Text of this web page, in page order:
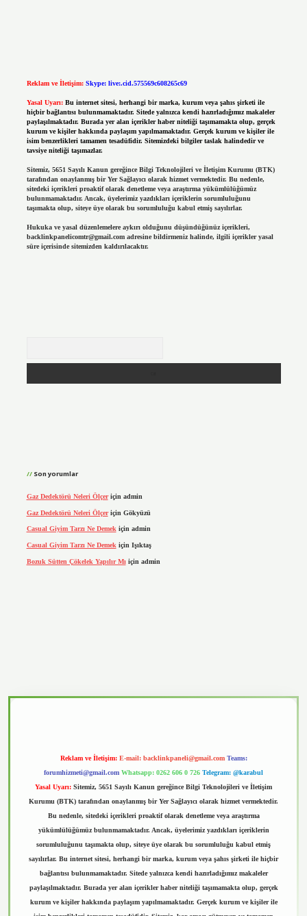
Reklam ve İletişim: Skype: live:.cid.575569c608265c69
Yasal Uyarı: Bu internet sitesi, herhangi bir marka, kurum veya şahıs şirketi ile
hiçbir bağlantısı bulunmamaktadır. Sitede yalnızca kendi hazırladığımız makaleler
paylaşılmaktadır. Burada yer alan içerikler haber niteliği taşımamakta olup, gerçek
kurum ve kişiler hakkında paylaşım yapılmamaktadır. Gerçek kurum ve kişiler ile
isim benzerlikleri tamamen tesadüfidir. Sitemizdeki bilgiler taslak halindedir ve
tavsiye niteliği taşımazlar.
Sitemiz, 5651 Sayılı Kanun gereğince Bilgi Teknolojileri ve İletişim Kurumu (BTK)
tarafından onaylanmış bir Yer Sağlayıcı olarak hizmet vermektedir. Bu nedenle,
sitedeki içerikleri proaktif olarak denetleme veya araştırma yükümlülüğümüz
bulunmamaktadır. Ancak, üyelerimiz yazdıkları içeriklerin sorumluluğunu
taşımakta olup, siteye üye olarak bu sorumluluğu kabul etmiş sayılırlar.
Hukuka ve yasal düzenlemelere aykırı olduğunu düşündüğünüz içerikleri,
backlinkpanelicomtr@gmail.comadresine bildirmeniz halinde, ilgili içerikler yasal
süre içerisinde sitemizden kaldırılacaktır.
Son yorumlar
Gaz Dedektörü Neleri Ölçeriçin admin
Gaz Dedektörü Neleri Ölçeriçin Gökyüzü
Casual Giyim Tarzı Ne Demekiçin admin
Casual Giyim Tarzı Ne Demek için Işıktaş
Bozuk Sütten Çökelek Yapılır Mı için admin
Reklam ve İletişim: E-mail: backlinkpaneli@gmail.com Teams:
forumhizmeti@gmail.com Whatsapp: 0262 606 0 726 Telegram: @karabul
Yasal Uyarı: Sitemiz, 5651 Sayılı Kanun gereğince Bilgi Teknolojileri ve İletişim
Kurumu (BTK) tarafından onaylanmış bir Yer Sağlayıcı olarak hizmet vermektedir.
Bu nedenle, sitedeki içerikleri proaktif olarak denetleme veya araştırma
yükümlülüğümüz bulunmamaktadır. Ancak, üyelerimiz yazdıkları içeriklerin
sorumluluğunu taşımakta olup, siteye üye olarak bu sorumluluğu kabul etmiş
sayılırlar. Bu internet sitesi, herhangi bir marka, kurum veya şahıs şirketi ile hiçbir
bağlantısı bulunmamaktadır. Sitede yalnızca kendi hazırladığımız makaleler
paylaşılmaktadır. Burada yer alan içerikler haber niteliği taşımamakta olup, gerçek
kurum ve kişiler hakkında paylaşım yapılmamaktadır. Gerçek kurum ve kişiler ile